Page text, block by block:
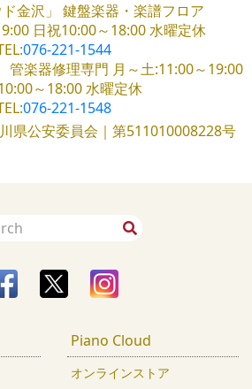
金沢」 鍵盤楽器・楽譜フロア
日祝10:00～18:00水曜定休
076-221-1544
管楽器修理専門 月～土:11:00～19:00
～18:00水曜定休
076-221-1548
県公安委員会｜第511010008228号
Piano Cloud
オンラインストア